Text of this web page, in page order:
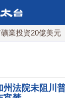
資20億美元
州法院未阻川